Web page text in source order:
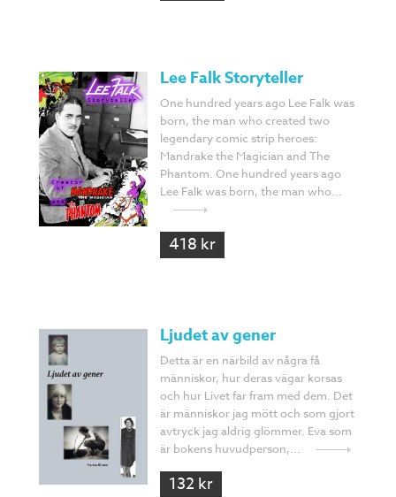
Lee Falk Storyteller
One hundred years ago Lee Falk was
born, the man who created two
legendary comic strip heroes:
Mandrake the Magician and The
Phantom. One hundred years ago
Lee Falk was born, the man who...
418 kr
Ljudet av gener
Detta är en närbild av några få
människor, hur deras vägar korsas
och hur Livet far fram med dem. Det
är människor jag mött och som gjort
avtryck jag aldrig glömmer. Eva som
är bokens huvudperson,...
132 kr